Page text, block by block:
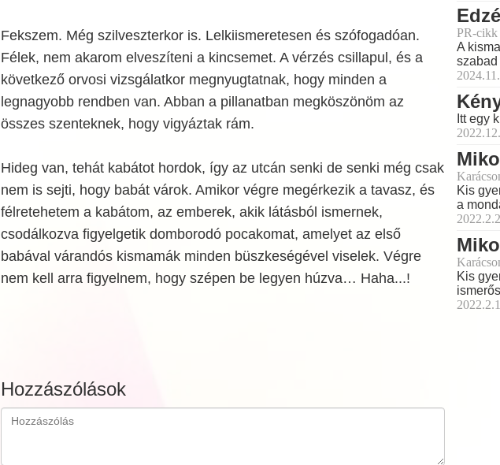
Fekszem. Még szilveszterkor is. Lelkiismeretesen és szófogadóan.
Félek, nem akarom elveszíteni a kincsemet. A vérzés csillapul, és a
következő orvosi vizsgálatkor megnyugtatnak, hogy minden a
legnagyobb rendben van. Abban a pillanatban megköszönöm az
összes szenteknek, hogy vigyáztak rám.
Hideg van, tehát kabátot hordok, így az utcán senki de senki még csak
nem is sejti, hogy babát várok. Amikor végre megérkezik a tavasz, és
félretehetem a kabátom, az emberek, akik látásból ismernek,
csodálkozva figyelgetik domborodó pocakomat, amelyet az első
babával várandós kismamák minden büszkeségével viselek. Végre
nem kell arra figyelnem, hogy szépen be legyen húzva… Haha...!
Hozzászólások
PR-cikk
A
szabad
Itt egy
Kis
a
Kis